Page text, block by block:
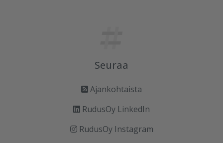
Seuraa
Ajankohtaista
RudusOy LinkedIn
RudusOy Instagram